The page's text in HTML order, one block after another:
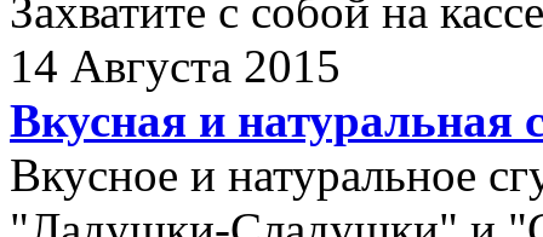
Захватите с собой на
14 Августа 2015
Вкусная и
Вкусное и натуральное